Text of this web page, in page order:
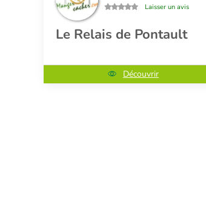
Laisser un avis
Le Relais de Pontault
Découvrir